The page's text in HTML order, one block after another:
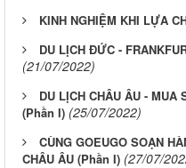
KINH NGHIỆM KHI LỰA
DU LỊCH ĐỨC -
(21/07/2022)
DU LỊCH CHÂU ÂU - MUA
(Phần I) (25/07/2022)
CÙNG GOEUGO SOẠN
CHÂU ÂU (Phần I) (27/07/